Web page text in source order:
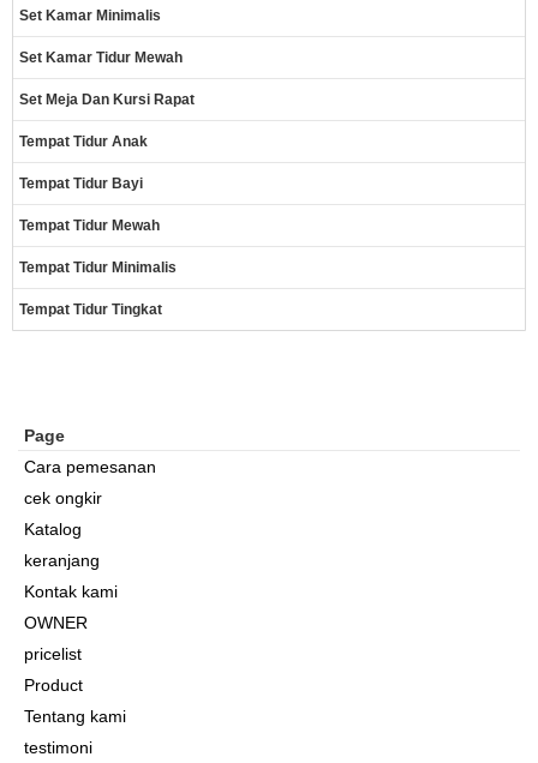
Set Kamar Minimalis
Set Kamar Tidur Mewah
Set Meja Dan Kursi Rapat
Tempat Tidur Anak
Tempat Tidur Bayi
Tempat Tidur Mewah
Tempat Tidur Minimalis
Tempat Tidur Tingkat
Page
Cara pemesanan
cek ongkir
Katalog
keranjang
Kontak kami
OWNER
pricelist
Product
Tentang kami
testimoni